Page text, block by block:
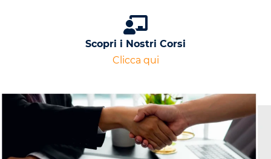
Scopri i Nostri Corsi
Clicca qui